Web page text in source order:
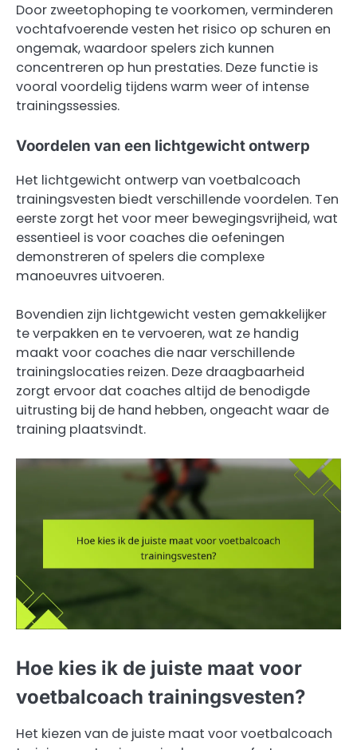
Door zweetophoping te voorkomen, verminderen
vochtafvoerende vesten het risico op schuren en
ongemak, waardoor spelers zich kunnen
concentreren op hun prestaties. Deze functie is
vooral voordelig tijdens warm weer of intense
trainingssessies.
Voordelen van een lichtgewicht ontwerp
Het lichtgewicht ontwerp van voetbalcoach
trainingsvesten biedt verschillende voordelen. Ten
eerste zorgt het voor meer bewegingsvrijheid, wat
essentieel is voor coaches die oefeningen
demonstreren of spelers die complexe
manoeuvres uitvoeren.
Bovendien zijn lichtgewicht vesten gemakkelijker
te verpakken en te vervoeren, wat ze handig
maakt voor coaches die naar verschillende
trainingslocaties reizen. Deze draagbaarheid
zorgt ervoor dat coaches altijd de benodigde
uitrusting bij de hand hebben, ongeacht waar de
training plaatsvindt.
Hoe kies ik de juiste maat voor
voetbalcoach trainingsvesten?
Het kiezen van de juiste maat voor voetbalcoach